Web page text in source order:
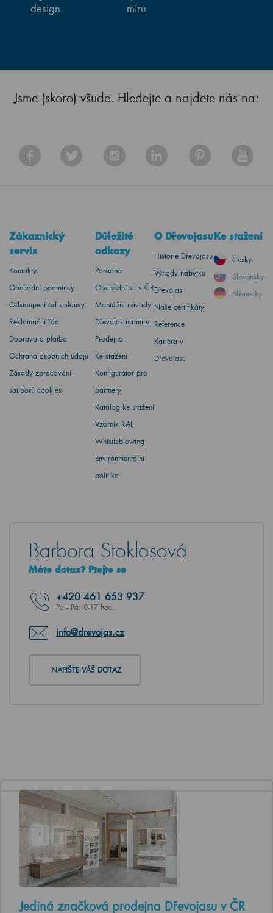
design
míru
Jsme (skoro) všude. Hledejte a najdete nás na:
Zákaznický
servis
Kontakty
Obchodní podmínky
Odstoupení od smlouvy
Reklamační řád
Doprava a platba
Ochrana osobních údajů
Zásady zpracování
souborů cookies
Důležité
odkazy
Poradna
Obchodní síť v ČR
Montážní návody
Dřevojas na míru
Prodejna
Ke stažení
Konfigurátor pro
partnery
Katalog ke stažení
Vzorník RAL
Whistleblowing
Environmentální
politika
O Dřevojasu
Historie Dřevojasu
Výhody nábytku
Dřevojas
Naše certifikáty
Reference
Kariéra v
Dřevojasu
Ke stažení
Česky
Slovensky
Německy
Barbora Stoklasová
Máte dotaz? Ptejte se
+420 461 653 937
Po - Pá: 8-17 hod.
info@drevojas.cz
NAPIŠTE VÁŠ DOTAZ
Jediná značková prodejna Dřevojasu v ČR